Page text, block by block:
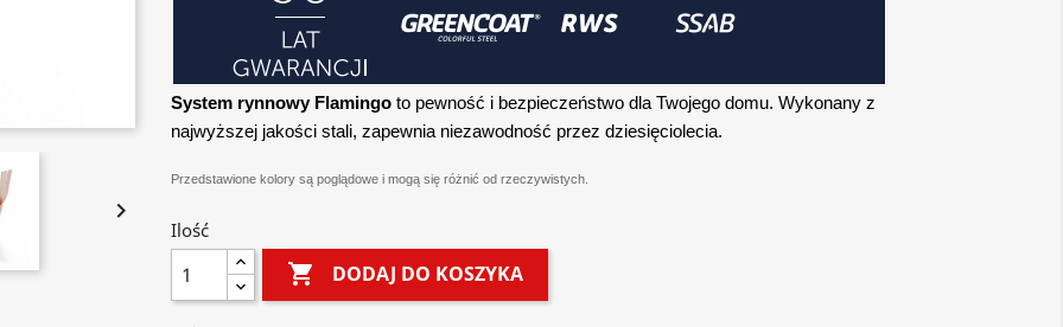

System rynnowy Flamingo to pewność i bezpieczeństwo dla Twojego domu. Wykonany z
najwyższej jakości stali, zapewnia niezawodność przez dziesięciolecia.
Przedstawione kolory są poglądowe i mogą się różnić od rzeczywistych.
Ilość
 DODAJ DO KOSZYKA